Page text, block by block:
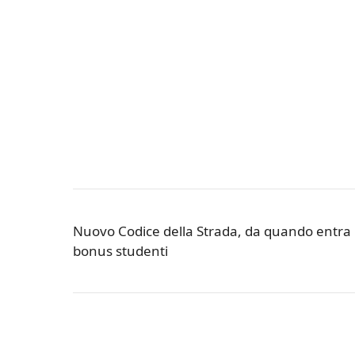
Nuovo Codice della Strada, da quando
bonus studenti